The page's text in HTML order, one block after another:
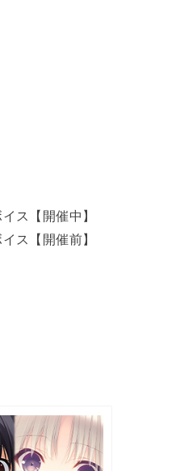
ス【開催中】
ス【開催前】